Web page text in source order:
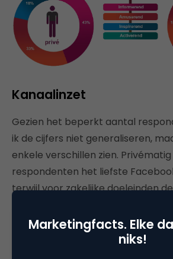
Kanaalinzet
Gezien het beperkt aantal
ik de cijfers niet generaliseren,
enkele verschillen zien.
respondenten het liefste
terwijl voor zakelijke doeleinden
naar Twitter (94 procent),
(86 procent), Facebook (81
(54 procent). De relatief nieuwere
Marketingfacts. Elke
niks!